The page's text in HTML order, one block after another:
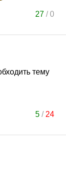
27 /0
тему
5 / 24